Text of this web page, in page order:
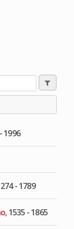
1996
- 1789
, 1535 - 1865